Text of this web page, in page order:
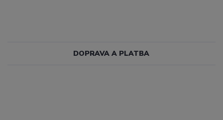
DOPRAVA A PLATBA